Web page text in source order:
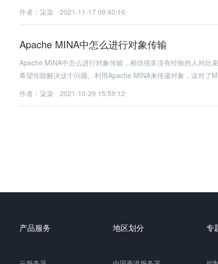
作者：柒染
2021-11-17 09:40:16
Apache MINA中怎么进行对象传输
Apache MINA中怎么进行对象传输，相信很多没有经验的人对此
希望你能解决这个问题。利用Apache MINA来传递对象，这对了
作者：柒染
2021-10-29 15:59:12
产品服务 地区划分 专